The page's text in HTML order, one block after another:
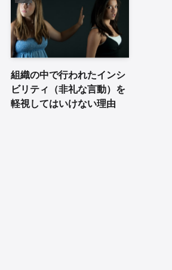
組織の中で行われたインシ
ビリティ（非礼な言動）を
軽視してはいけない理由